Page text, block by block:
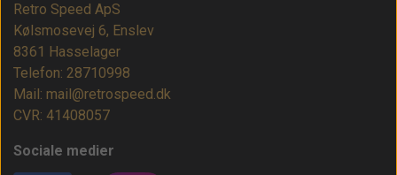
Retro Speed ApS
Kølsmosevej 6, Enslev
8361 Hasselager
Telefon: 28710998
Mail: mail@retrospeed.dk
CVR: 41408057
Sociale medier